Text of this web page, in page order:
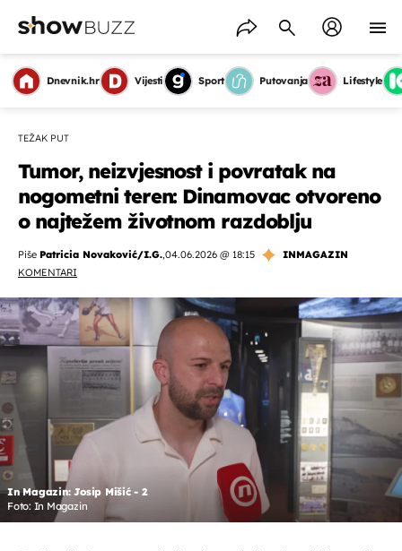
Dnevnik.hr Vijesti Sport Putovanja Lifestyle
TEŽAK PUT
Tumor, neizvjesnost i povratak na
nogometni teren: Dinamovac otvoreno
o najtežem životnom razdoblju
Piše Patricia Novaković/I.G.,04.06.2026 @ 18:15
INMAGAZIN
KOMENTARI
In Magazin: Josip Mišić - 2
Foto: In Magazin
OMOGUĆI OBAVIJESTI